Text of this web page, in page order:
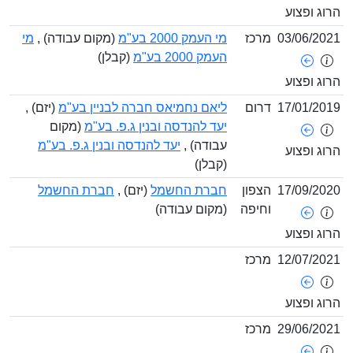
ופצוע
03/06/
ופצוע
מרכז מי העמק 2000 בע"מ (מקום עבודה) ,מי
(קבלן)
17/01/
ופצוע
דרום ליאם נחמיאס חברה לבניין בע"מ(יזם) ,
יעד להנדסה ובנין ג.פ. בע"מ(מקום
עבודה) ,יעד להנדסה ובנין ג.פ. בע"מ
17/09/
ופצוע
הצפון
וחיפה
חברת החשמל(יזם) , חברת החשמל
(מקום עבודה)
12/07/
ופצוע
מרכז
29/06/ מרכז